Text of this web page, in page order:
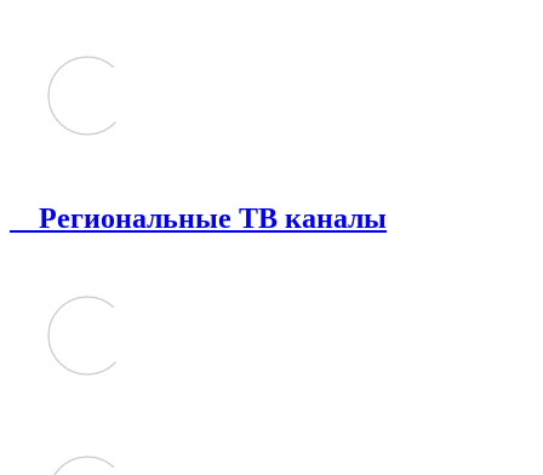
Региональные ТВ каналы